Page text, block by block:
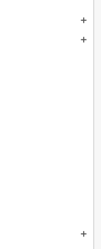
add
add
add